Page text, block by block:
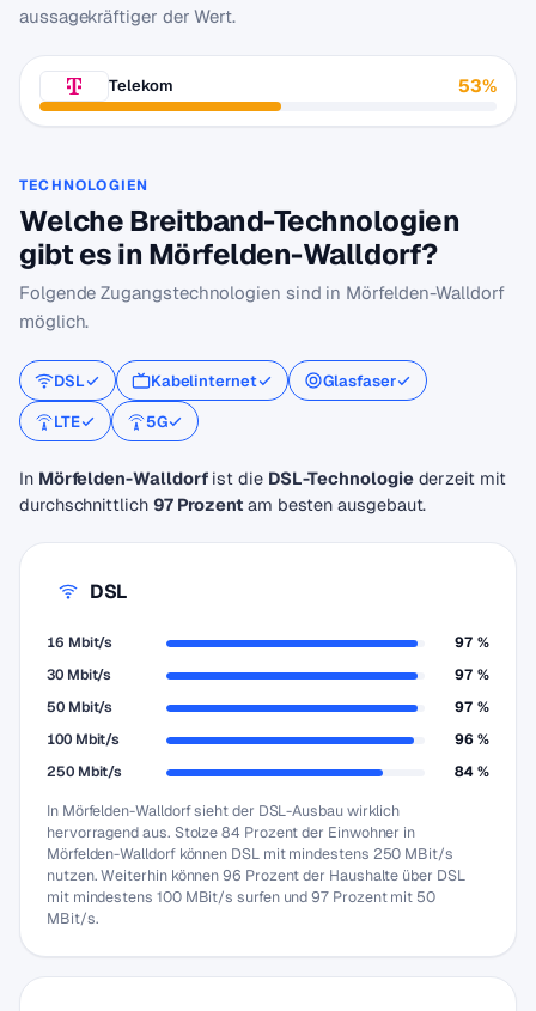
aussagekräftiger der Wert.
Telekom 53%
TECHNOLOGIEN
Welche Breitband-Technologien
gibt es in Mörfelden-Walldorf?
Folgende Zugangstechnologien sind in Mörfelden-Walldorf
möglich.
DSL Kabelinternet
Glasfaser
LTE
5G
In Mörfelden-Walldorfist die DSL-Technologiederzeit mit
durchschnittlich 97 Prozentam besten ausgebaut.
DSL
16 Mbit/s
97 %
30 Mbit/s
97 %
50 Mbit/s
97 %
100 Mbit/s
96 %
250 Mbit/s
84 %
In Mörfelden-Walldorf sieht der DSL-Ausbau wirklich
hervorragend aus. Stolze 84 Prozent der Einwohner in
Mörfelden-Walldorf können DSL mit mindestens 250 MBit/s
nutzen. Weiterhin können 96 Prozent der Haushalte über DSL
mit mindestens 100 MBit/s surfen und 97 Prozent mit 50
MBit/s.